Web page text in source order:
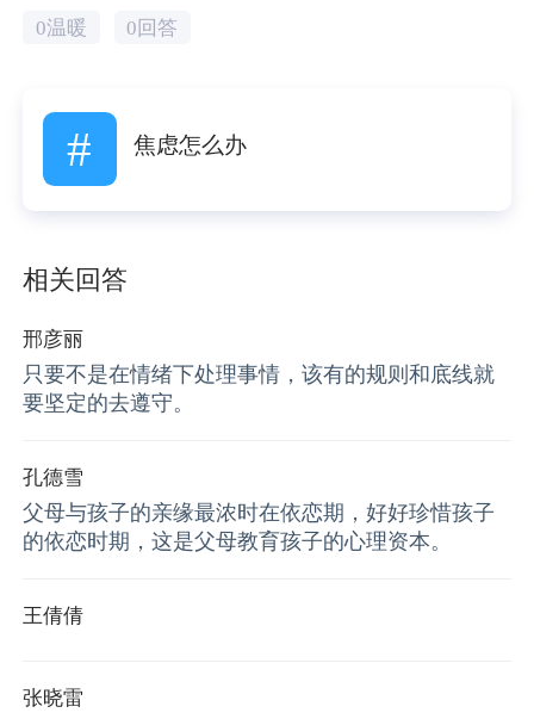
0温暖 0回答
# 焦虑怎么办
相关回答
邢彦丽
只要不是在情绪下处理事情，该有的规则和底线就
要坚定的去遵守。
孔德雪
父母与孩子的亲缘最浓时在依恋期，好好珍惜孩子
的依恋时期，这是父母教育孩子的心理资本。
王倩倩
张晓雷